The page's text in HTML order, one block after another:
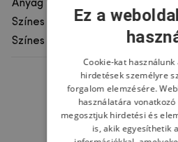
Anyag
Színes
Színes motívum
Ne
Ez a
Cookie-kat
hirdetések személyre
forgalom elemzésére.
használatára
megosztjuk hirdetési és
is, akik egyesíthetik